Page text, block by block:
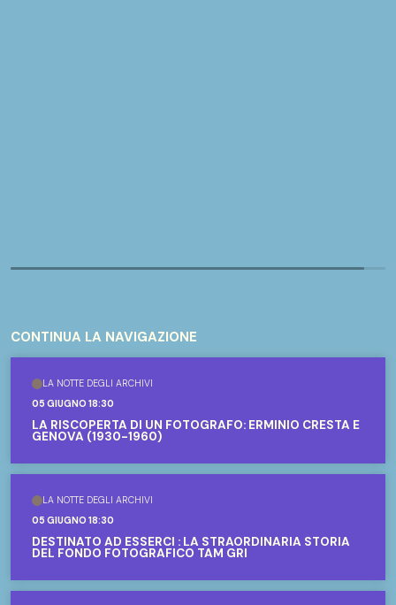
CONTINUA LA NAVIGAZIONE
LA NOTTE DEGLI ARCHIVI
05 GIUGNO 18:30
LA RISCOPERTA DI UN FOTOGRAFO: ERMINIO CRESTA E
GENOVA (1930-1960)
LA NOTTE DEGLI ARCHIVI
05 GIUGNO 18:30
DESTINATO AD ESSERCI : LA STRAORDINARIA STORIA
DEL FONDO FOTOGRAFICO TAM GRI